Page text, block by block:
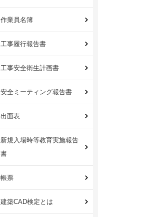
作業員名簿
工事履行報告書
工事安全衛生計画書
安全ミーティング報告書
出面表
新規入場時等教育実施報告
書
帳票
建築CAD検定とは